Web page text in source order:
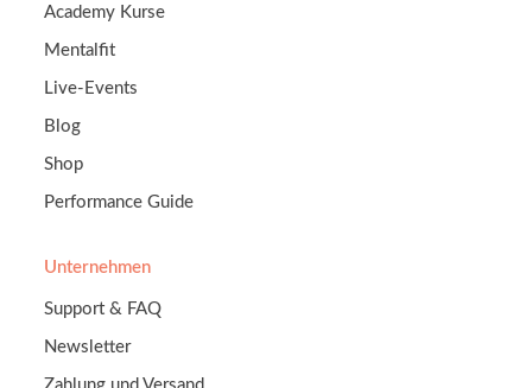
Academy Kurse
Mentalfit
Live-Events
Blog
Shop
Performance Guide
Unternehmen
Support & FAQ
Newsletter